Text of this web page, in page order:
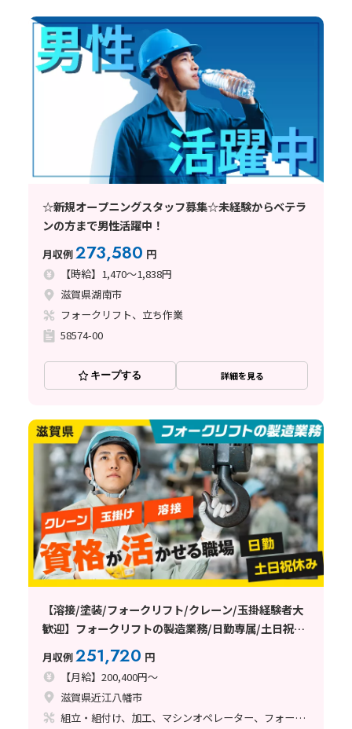
☆新規オープニングスタッフ募集☆未経験からベテラ
ンの方まで男性活躍中！
月収例273,580 円
【時給】1,470～1,838円
滋賀県湖南市
フォークリフト、立ち作業
58574-00
キープする 詳細を見る
【溶接/塗装/フォークリフト/クレーン/玉掛経験者大
歓迎】フォークリフトの製造業務/日勤専属/土日祝休
み/プライベート充実！
月収例251,720 円
【月給】200,400円～
滋賀県近江八幡市
組立・組付け、加工、マシンオペレーター、フォークリフト、玉掛け・クレーン、ライン作業、立ち作業、溶接、塗装